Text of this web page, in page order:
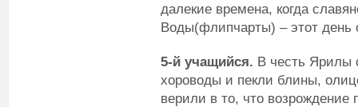
далекие времена, когда
Воды(флипчарты) – этот день
5-й учащийся. В честь Ярилы
хороводы и пекли блины,
верили в то, что возрождение